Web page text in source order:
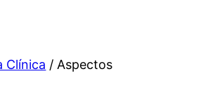
Clínica / Aspectos